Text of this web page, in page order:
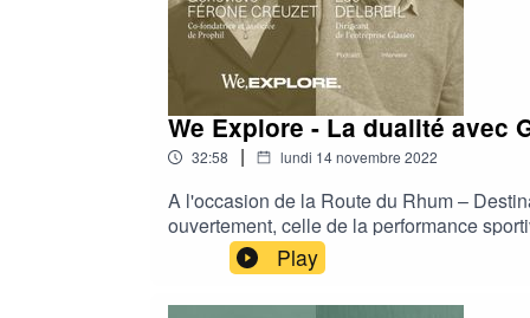
We Explore - La dualité avec
32:58 | lundi 14 novembre 2022
A l'occasion de la Route du Rhum –
ouvertement, celle de la performance
sommes ou avons fait toute notre vie. Il
n’est pas l’objectif premier, car avec We
tous en nous. Il est parfois facile de la
Play